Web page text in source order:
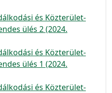
és Közterület-
ülés 2 (2024.
és Közterület-
ülés 1 (2024.
és Közterület-